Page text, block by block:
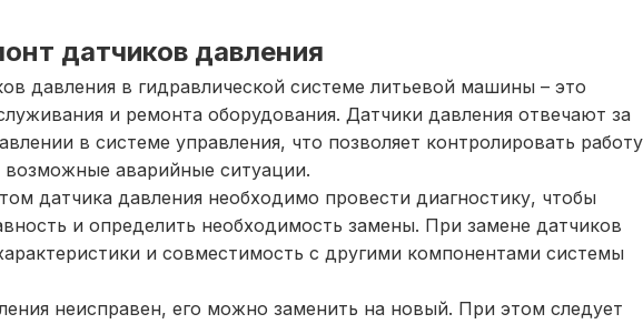
датчиков давления
давления в гидравлической системе литьевой машины – это
и ремонта оборудования. Датчики давления отвечают за
в системе управления, что позволяет контролировать работу
аварийные ситуации.
датчика давления необходимо провести диагностику, чтобы
и определить необходимость замены. При замене датчиков
и совместимость с другими компонентами системы
неисправен, его можно заменить на новый. При этом следует